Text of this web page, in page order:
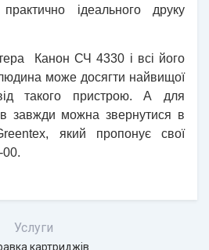
ідеального друку
Канон СЧ 4330 і всі його
може досягти найвищої
такого пристрою. А для
завжди можна звернутися в
який пропонує свої
00.
Услуги
картриджів